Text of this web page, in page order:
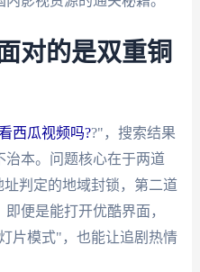
对的是双重铜
西瓜视频吗??"，搜索结果
治本。问题核心在于两道
判定的地域封锁，第二道
便是能打开优酷界面，
片模式"，也能让追剧热情